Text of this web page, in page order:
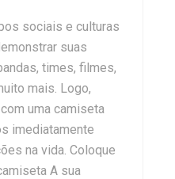
sociais e culturas
suas
times, filmes,
mais. Logo,
uma camiseta
imediatamente
na vida. Coloque
A sua